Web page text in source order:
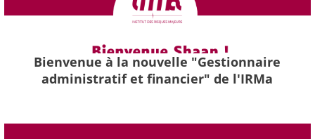
Bienvenue à la nouvelle "Gestionnaire
administratif et financier" de l'IRMa